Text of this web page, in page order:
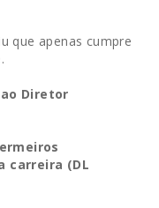
que apenas cumpre
Diretor
carreira (DL